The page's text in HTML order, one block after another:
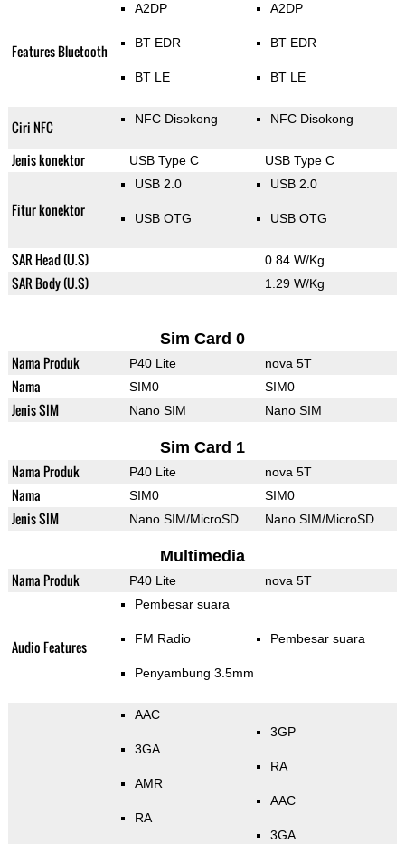
Features Bluetooth
A2DP
BT EDR
BT LE
A2DP
BT EDR
BT LE
Ciri NFC NFC Disokong NFC Disokong
Jenis konektor USB Type C USB Type C
Fitur konektor
USB 2.0
USB OTG
USB 2.0
USB OTG
SAR Head (U.S) 0.84 W/Kg
SAR Body (U.S) 1.29 W/Kg
Sim Card 0
Nama Produk P40 Lite nova 5T
Nama SIM0 SIM0
Jenis SIM Nano SIM Nano SIM
Sim Card 1
Nama Produk P40 Lite nova 5T
Nama SIM0 SIM0
Jenis SIM Nano SIM/MicroSD Nano SIM/MicroSD
Multimedia
Nama Produk P40 Lite nova 5T
Audio Features
Pembesar suara
FM Radio
Penyambung 3.5mm
Pembesar suara
AAC
3GA
AMR
RA
3GP
RA
AAC
3GA